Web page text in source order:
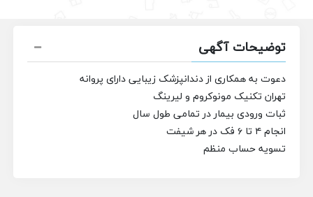
توضیحات آگهی
دعوت به همکاری از دندانپزشک زیبایی دارای پروانه
تهران تکنیک مونوکروم و لیرینگ
ثبات ورودی بیمار در تمامی طول سال
انجام ۴ تا ۶ فک در هر شیفت
تسویه حساب منظم